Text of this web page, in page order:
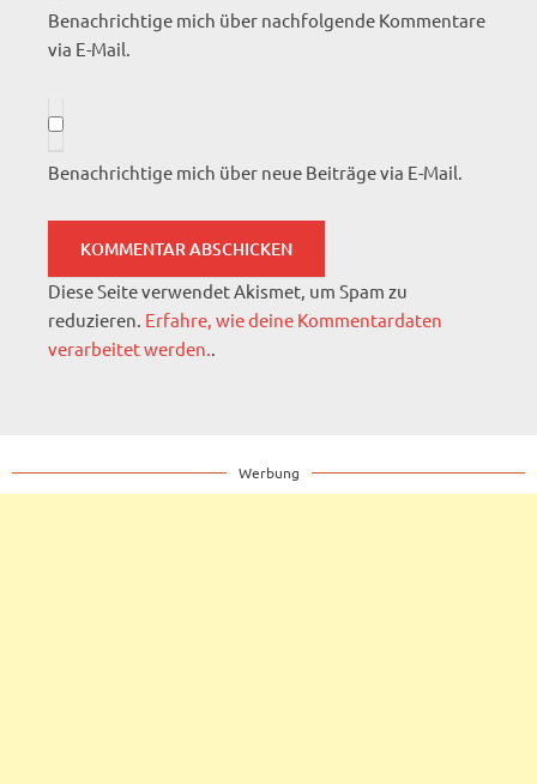
Benachrichtige mich über nachfolgende Kommentare
via E-Mail.
Benachrichtige mich über neue Beiträge via E-Mail.
Diese Seite verwendet Akismet, um Spam zu
reduzieren. Erfahre, wie deine Kommentardaten
verarbeitet werden..
Werbung